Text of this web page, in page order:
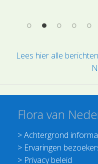
Lees hier alle
Flora van
>Achtergrond
> Ervaringen
> Privacy beleid